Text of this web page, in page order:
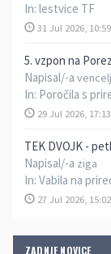
In: lestvice TF
31 Jul 2026, 10:59
5. vzpon na
Napisal/-a vencelj
In: Poročila s
29 Jul 2026, 17:13
TEK DVOJK -
Napisal/-a ziga
In: Vabila na
27 Jul 2026, 15:02
ZADNJE NOVICE